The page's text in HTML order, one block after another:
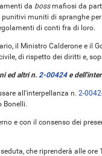
da bossmafiosi da
muniti di spranghe
di conti fra di loro.
il Ministro Calderone e il
di rispetto dei diritti e,
ed altri n. 2-00424e
all'interpellanza n. 2-
Bonelli.
e con il consenso dei
che riprenderà alle ore